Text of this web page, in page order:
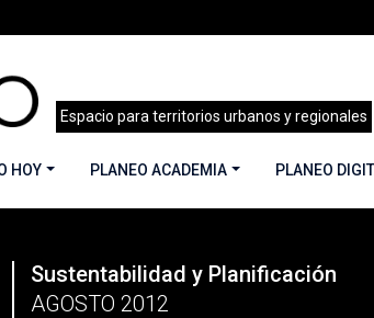
Espacio para territorios urbanos y regionales
HOY PLANEO ACADEMIA PLANEO
»Reseñas»ARTICULOS EN RESEÑAS
Sustentabilidad y Planificación
AGOSTO 2012